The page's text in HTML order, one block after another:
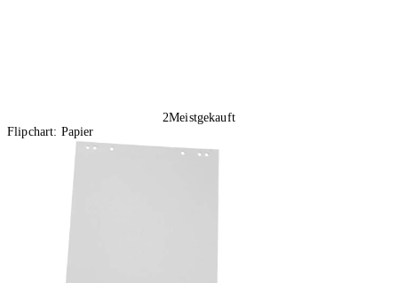
2Meistgekauft
Flipchart: Papier